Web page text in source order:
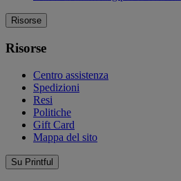
Risorse
Risorse
Centro assistenza
Spedizioni
Resi
Politiche
Gift Card
Mappa del sito
Su Printful